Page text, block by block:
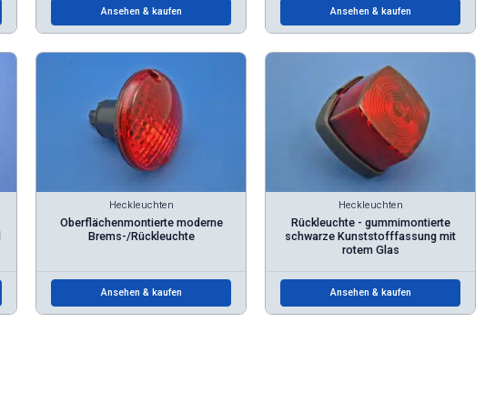
Ansehen & kaufen Ansehen & kaufen
Heckleuchten
Oberflächenmontierte moderne
Brems-/Rückleuchte
Ansehen & kaufen
Heckleuchten
Rückleuchte - gummimontierte
schwarze Kunststofffassung mit
rotem Glas
Ansehen & kaufen